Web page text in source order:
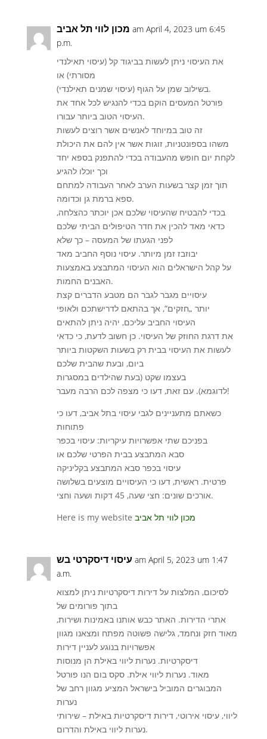
מכון לווי תל אביב am April 4, 2023 um 6:45
p.m.
את העיסוי ניתן לעשות בביגוד קל (עיסוי תאילנדי
מסורתי) או
בשילוב שמן על הגוף (עיסוי שמנים תאילנדי).
פורטל המעסים הוקם בכדי להנגיש לכל אחד את
העיסוי הטוב ביותר עבורו.
זה טוב במיוחד לאנשים אשר רוצים לעשות
משהו בספונטניות, זוגות אשר אין להם את היכולת
לקחת יום חופש מהעבודה בכדי להתפנק בספא יחד
וכך יוכלו להגיע
תוך זמן קצר בשעות הערב לאחר העבודה למתחם
ספא ברמת גן וכדומה.
בכדי להבטיח שהעיסוי שלכם אכן יוכתר כהצלחה,
כדאי מאד להכין את חדר הטיפולים הביתי שלכם
לפני הגעתו של המעסה – כך שלא
יבוזבז זמן מיותר. עיסוי נוסף החביב מאד
על קהל הישראלים הוא העיסוי המתבצע באמצעות
האבנים החמות.
עיסויים מגבר לגבר הם מטבע הדברים קצת
יותר „חזקים“, אך בהתאם לדרישתכם ולאופי
העיסוי החביב עליכם, יהיה ניתן להתאים
את דרגת החוזק של העיסוי. כן חשוב לדעת, כי כדאי
לעשות את העיסוי בבית רק בשעות השקטות ביותר
ביום, ובעת שהבית שלכם
בעצמו שקט (בעת שהילדים במסגרות
לדוגמא). עם זאת, דעו כי מצפה לכם הרבה מעבר!
כשאתם מתעניינים לגבי עיסוי בתל אביב, דעו כי
פתוחות
בפניכם שתי אפשרויות עיקריות: עיסוי בכפר
סבא המתבצע בבית הפרטי שלכם או
עיסוי בכפר סבא המתבצע בקליניקה
פרטית. ראשית, דעו כי העיסויים מוצעים בשלושה
אורכים שונים: חצי שעה, 45 דקות ושעה וחצי.
Here is my website מכון לווי תל אביב
עיסוי דיסקרטי בש am April 5, 2023 um 1:47
a.m.
לסיכום, המלצות על דירות דיסקרטיות ניתן למצוא
בתוך פורומים של
אתרי הדירות. האתר כבש אותנו באמינות ושירות,
מאוד חזק ונחמד, גלישה פשוטה מפתח ומצאנו מגוון
אפשרויות בנוגע לעניין דירות
דיסקרטיות. נערות ליווי באילת הן מנוסות
מאוד. נערות ליווי אילת. סקס בום הנו פורטל
המבוגרים המוביל בישראל המציע מגוון רחב של
נערות
ליווי, עיסוי אירוטי, דירות דיסקרטיות באילת – שירותי
נערות ליווי באילת והדרום.